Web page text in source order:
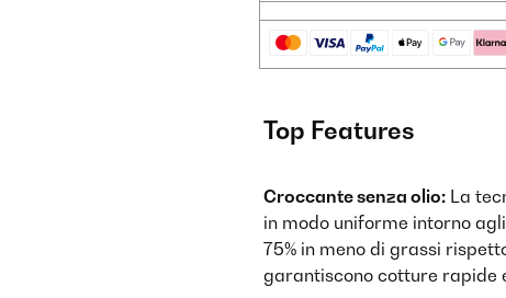
Top Features
Croccante senza olio: La
in modo uniforme intorno
75% in meno di grassi
garantiscono cotture rapide